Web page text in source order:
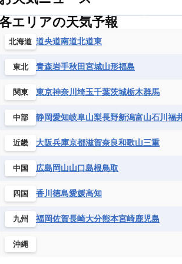
エリアの天気予報
北海道 道央道南道北道東
東北 青森岩手秋田宮城山形福島
関東 東京神奈川 埼玉千葉茨城栃木群馬
中部 静岡愛知岐阜山梨長野新潟富山石川 福
近畿 大阪兵庫京都滋賀奈良和歌山三重
中国 広島岡山山口島根鳥取
四国 香川 徳島愛媛高知
九州 福岡佐賀長崎大分熊本宮崎鹿児島
沖縄